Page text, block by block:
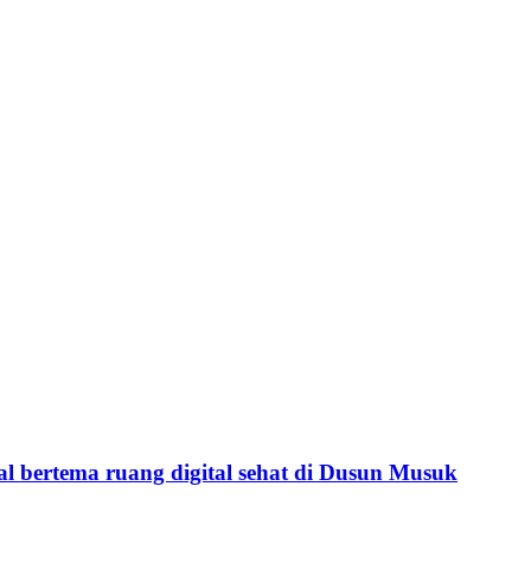
bertema ruang digital sehat di Dusun Musuk